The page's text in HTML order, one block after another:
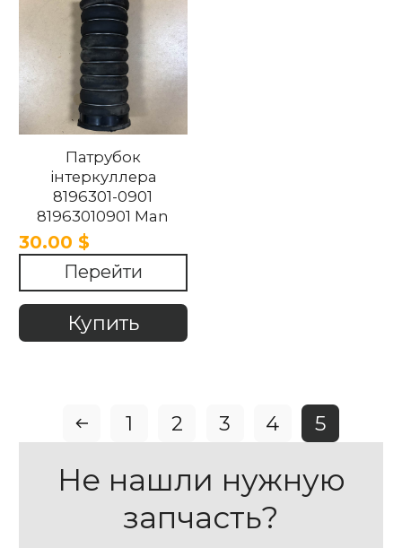
Патрубок
інтеркуллера
8196301-0901
81963010901 Man
TGA 2007-2021
30.00 $
Перейти
Купить
1 2 3 4 5
Не нашли нужную
запчасть?